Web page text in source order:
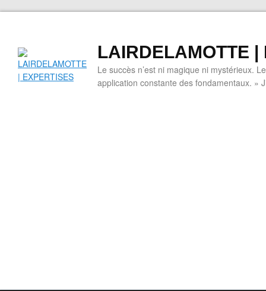
LAIRDELAMOTTE |
Le succès n’est ni magique ni mystérieux.
application constante des fondamentaux. »